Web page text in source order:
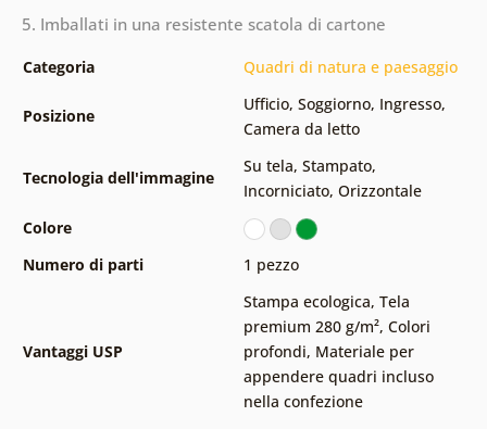
5. Imballati in una resistente scatola di cartone
Categoria Quadri di natura e paesaggio
Posizione
Ufficio, Soggiorno, Ingresso,
Camera da letto
Tecnologia dell'immagine
Su tela, Stampato,
Incorniciato, Orizzontale
Colore
Numero di parti
1 pezzo
Vantaggi USP
Stampa ecologica, Tela
premium 280 g/m², Colori
profondi, Materiale per
appendere quadri incluso
nella confezione